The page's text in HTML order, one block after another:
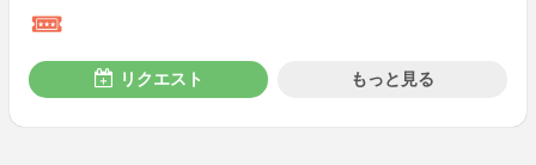
リクエスト もっと見る